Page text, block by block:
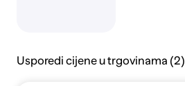
Usporedi cijene u trgovinama (2)